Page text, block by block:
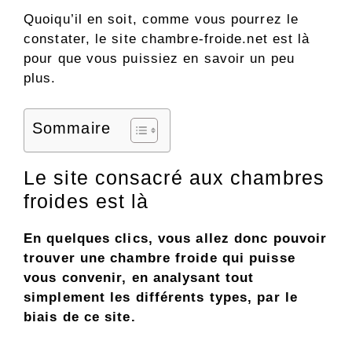
Quoiqu’il en soit, comme vous pourrez le
constater, le site chambre-froide.net est là
pour que vous puissiez en savoir un peu
plus.
Sommaire
Le site consacré aux chambres
froides est là
En quelques clics, vous allez donc pouvoir
trouver une chambre froide qui puisse
vous convenir, en analysant tout
simplement les différents types, par le
biais de ce site.